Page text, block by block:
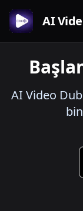
AI
AI Video